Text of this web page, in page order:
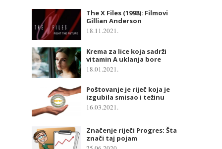
The X Files (1998): Filmovi
Gillian Anderson
18.11.2021.
Krema za lice koja sadrži
vitamin A uklanja bore
18.01.2021.
Poštovanje je riječ koja je
izgubila smisao i težinu
16.03.2021.
Značenje riječi Progres: Šta
znači taj pojam